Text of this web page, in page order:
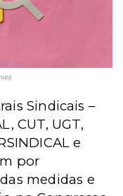
Sindicais –
CUT, UGT,
e
por
medidas e